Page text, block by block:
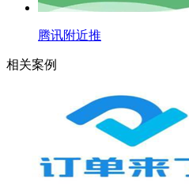
腾讯附近推
相关案例